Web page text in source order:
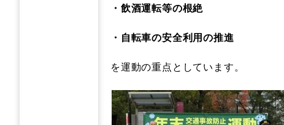
・飲酒運転等の根絶
・自転車の安全利用の推進
を運動の重点としています。